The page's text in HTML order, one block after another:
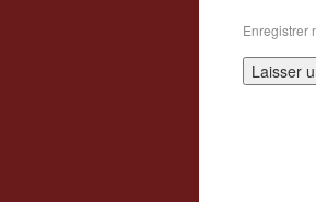
Enregistrer